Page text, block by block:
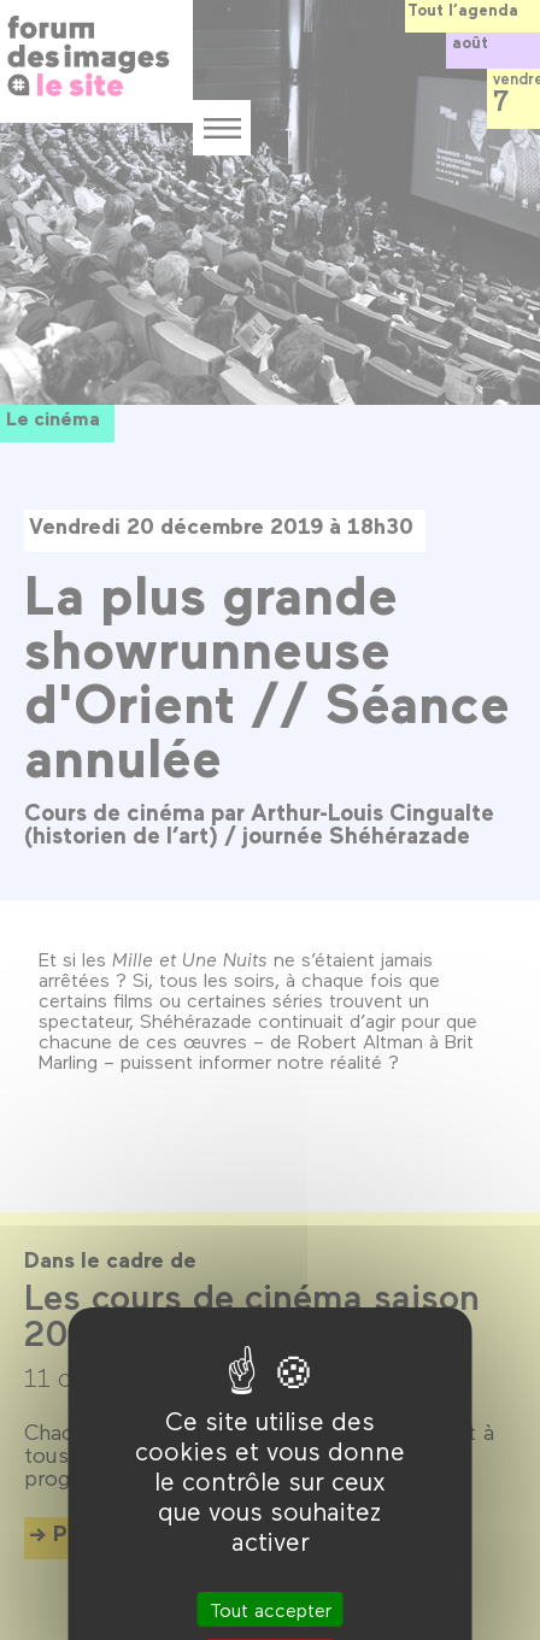
Panneau de gestion des cookies
Ce site utilise des
cookies et vous donne
le contrôle sur ceux
que vous souhaitez
activer
Tout accepter
au
contenu
principal
Menu
Le cinéma
Vendredi 20 décembre 2019 à 18h30
La plus grande
showrunneuse
d'Orient // Séance
annulée
Cours de cinéma par Arthur-Louis Cingualte
(historien de l’art) / journée Shéhérazade
Et si les Mille et Une Nuits ne s’étaient jamais
arrêtées ? Si, tous les soirs, à chaque fois que
certains films ou certaines séries trouvent un
spectateur, Shéhérazade continuait d’agir pour que
chacune de ces œuvres – de Robert Altman à Brit
Marling – puissent informer notre réalité ?
Dans le cadre de
Les cours de cinéma saison
2019-2020
11 octobre 2019 → 3 juillet 2020
Chaque vendredi, un cours de cinéma ouvert à
tous analyse un sujet en lien avec les
programmes du Forum des images.
Plus d'info
Tout l’agenda
août
7